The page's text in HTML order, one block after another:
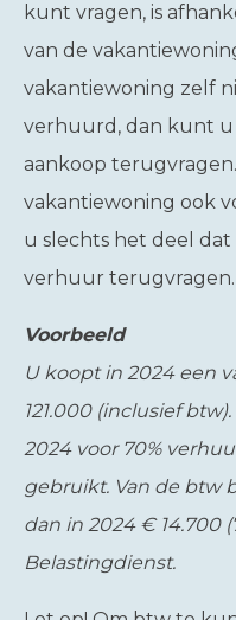
kunt vragen, is
van de
vakantiewoning zelf
verhuurd, dan kunt
aankoop
vakantiewoning ook
u slechts het deel
verhuur terugvragen.
Voorbeeld
U koopt in 2024 een
121.000 (inclusief
2024 voor 70%
gebruikt. Van de btw
dan in 2024 € 14.700
Belastingdienst.